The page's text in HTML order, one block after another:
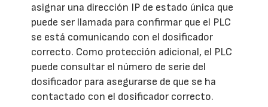
asignar una dirección IP de estado única que
puede ser llamada para confirmar que el PLC
se está comunicando con el dosificador
correcto. Como protección adicional, el PLC
puede consultar el número de serie del
dosificador para asegurarse de que se ha
contactado con el dosificador correcto.